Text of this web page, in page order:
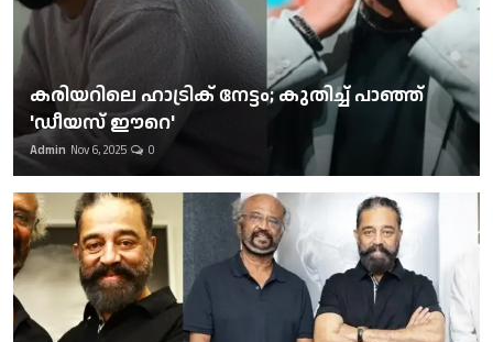
കരിയറിലെ ഹാട്രിക് നേട്ടം; കുതിച്ച് പാഞ്ഞ്
'ഡീയസ് ഈറെ'
Admin Nov 6, 2025 0